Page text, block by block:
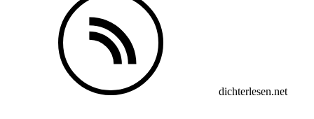
dichterlesen.net